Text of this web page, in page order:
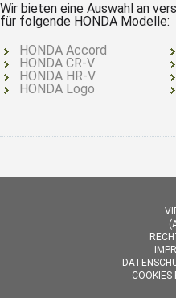
Wir bieten eine Auswahl an
für folgende HONDA Modelle:
HONDA Accord
HONDA CR-V
HONDA HR-V
HONDA Logo